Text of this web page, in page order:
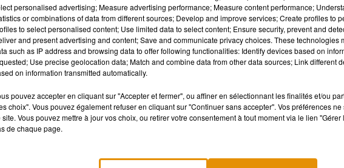
Brosnan a aussi tenu à adresser un message à ses fans et à rendre un
Doubtfire), décédé en 2014 : «Je me suis retrouvé autour d’une table
film qui a touché le cœur de tant de personnes.Sally [Field] est en tournée
train de faire rire les anges et nous avons parlé de lui avec amour en évoquant
2018
personalised advertising; Measure advertising performance; Measure content performance;
or combinations of data from different sources; Develop and improve services; Create profiles to
to select personalised content; Use limited data to select content; Ensure security, prevent and
and present advertising and content; Save and communicate privacy choices. These technologies
such as IP address and browsing data to offer following functionalities: Identify devices based on
Use precise geolocation data; Match and combine data from other data sources; Link different
on information transmitted automatically.
pouvez accepter en cliquant sur "Accepter et fermer", ou affiner en sélectionnant les finalités et/ou
choix". Vous pouvez également refuser en cliquant sur "Continuer sans accepter". Vos préférences
site. Vous pouvez mettre à jour vos choix, ou retirer votre consentement à tout moment via le lien
de chaque page.